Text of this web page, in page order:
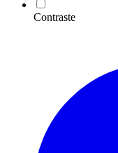
Contraste